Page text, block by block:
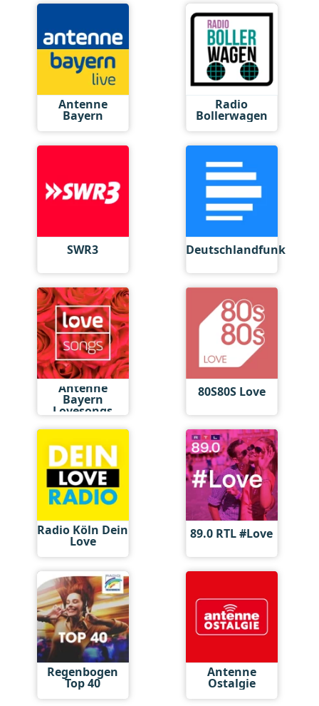
Antenne
Bayern
Radio
Bollerwagen
SWR3 Deutschlandfunk
Antenne
Bayern
Lovesongs
80S80S Love
Radio Köln Dein
Love 89.0 RTL #Love
Regenbogen
Top 40
Antenne
Ostalgie